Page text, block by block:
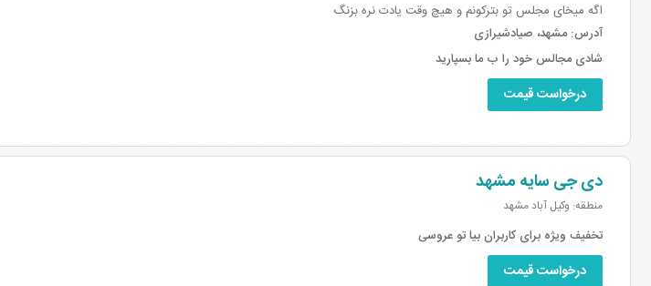
اگه میخای مجلس تو بترکونم و هیچ وقت یادت نره بزنگ
آدرس:مشهد، صیادشیرازی
شادی مجالس خود را ب ما بسپارید
درخواست قیمت
دی جی سایه مشهد
منطقه: وکیل آباد مشهد
تخفیف ویژه برای کاربران بیا تو عروسی
درخواست قیمت